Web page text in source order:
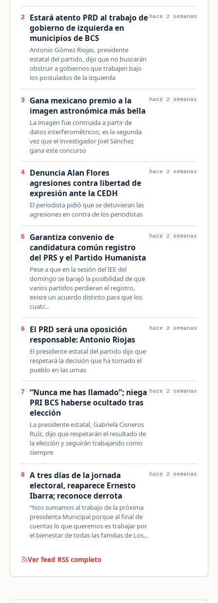
2
Estará atento PRD al trabajo de
gobierno de izquierda en
municipios de BCS
Antonio Gómez Riojas, presidente
estatal del partido, dijo que no buscarán
obstruir a gobiernos que trabajen bajo
los postulados de la izquierda
hace 2 semanas
3
Gana mexicano premio a la
imagen astronómica más bella
La imagen fue contruida a partir de
datos interferométricos; es la segunda
vez que el investigador Joel Sánchez
gana este concurso
hace 2 semanas
4
Denuncia Alan Flores
agresiones contra libertad de
expresión ante la CEDH
El periodista pidió que se detuvieran las
agresiones en contra de los periodistas
hace 2 semanas
5
Garantiza convenio de
candidatura común registro
del PRS y el Partido Humanista
Pese a que en la sesión del IEE del
domingo se barajó la posibilidad de que
varios partidos perdieran el registro,
existe un acuerdo distinto para que los
cuatr…
hace 2 semanas
6
El PRD será una oposición
responsable: Antonio Riojas
El presidente estatal del partido dijo que
respetará la decisión que ha tomado el
pueblo en las urnas
hace 2 semanas
7
“Nunca me has llamado”; niega
PRI BCS haberse ocultado tras
elección
La presidente estatal, Gabriela Cisneros
Ruíz, dijo que respetarán el resultado de
la elección y seguirán trabajando como
siempre
hace 2 semanas
8
A tres días de la jornada
electoral, reaparece Ernesto
Ibarra; reconoce derrota
“Nos sumamos al trabajo de la próxima
presidenta Municipal porque al final de
cuentas lo que queremos es trabajar por
el bienestar de todas las familias de Los…
hace 2 semanas
Ver feed RSS completo